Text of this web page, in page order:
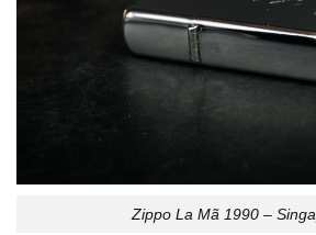
Zippo La Mã 1990 –